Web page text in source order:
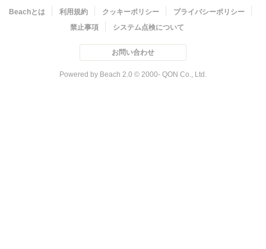
Beachとは 利用規約 クッキーポリシー
プライバシーポリシー
禁止事項
システム点検について
お問い合わせ
Powered by Beach 2.0 © 2000- QON Co., Ltd.